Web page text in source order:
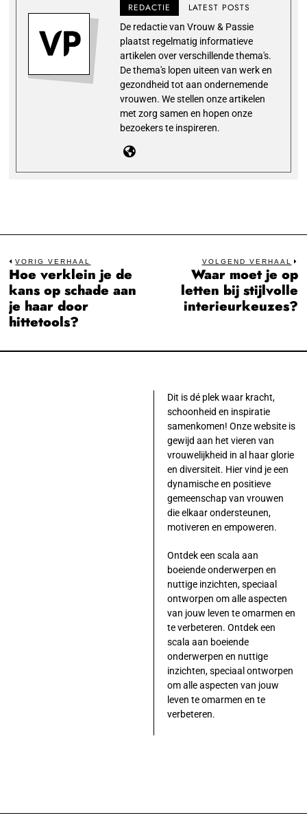
REDACTIE LATEST POSTS
De redactie van Vrouw & Passie
plaatst regelmatig informatieve
artikelen over verschillende thema's.
De thema's lopen uiteen van werk en
gezondheid tot aan ondernemende
vrouwen. We stellen onze artikelen
met zorg samen en hopen onze
bezoekers te inspireren.
Bericht
navigatie
VORIG VERHAAL
Previous
post:
Hoe verklein je de
kans op schade aan
je haar door
hittetools?
VOLGEND VERHAAL
Waar moet je op
letten bij stijlvolle
interieurkeuzes?
Dit is dé plek waar kracht,
schoonheid en inspiratie
samenkomen! Onze website is
gewijd aan het vieren van
vrouwelijkheid in al haar glorie
en diversiteit. Hier vind je een
dynamische en positieve
gemeenschap van vrouwen
die elkaar ondersteunen,
motiveren en empoweren.
Ontdek een scala aan
boeiende onderwerpen en
nuttige inzichten, speciaal
ontworpen om alle aspecten
van jouw leven te omarmen en
te verbeteren. Ontdek een
scala aan boeiende
onderwerpen en nuttige
inzichten, speciaal ontworpen
om alle aspecten van jouw
leven te omarmen en te
verbeteren.